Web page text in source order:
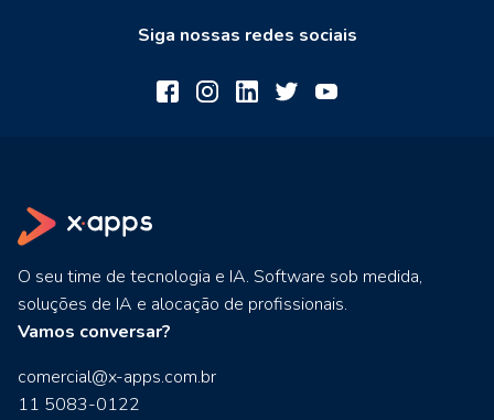
Siga nossas redes sociais
O seu time de tecnologia e IA. Software sob medida,
soluções de IA e alocação de profissionais.
Vamos conversar?
comercial@x-apps.com.br
11 5083-0122